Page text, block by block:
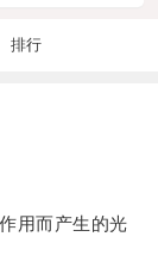
排行
用而产生的光